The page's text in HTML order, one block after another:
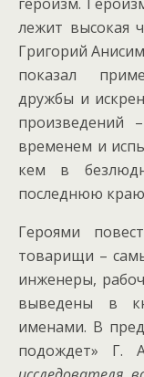
лежит высокая
Григорий
показал
дружбы и
произведений
временем и
кем в
последнюю
Героями
товарищи –
инженеры,
выведены в
именами. В
подождет» Г.